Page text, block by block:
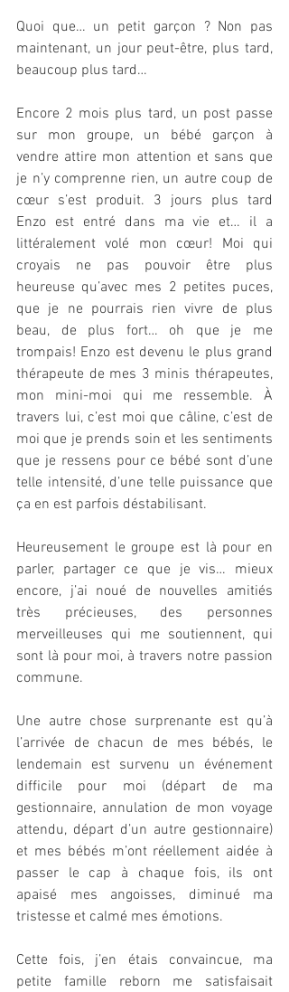
Quoi que… un petit garçon ? Non pas
maintenant, un jour peut-être, plus tard,
beaucoup plus tard…
Encore 2 mois plus tard, un post passe
sur mon groupe, un bébé garçon à
vendre attire mon attention et sans que
je n’y comprenne rien, un autre coup de
cœur s’est produit. 3 jours plus tard
Enzo est entré dans ma vie et… il a
littéralement volé mon cœur! Moi qui
croyais ne pas pouvoir être plus
heureuse qu’avec mes 2 petites puces,
que je ne pourrais rien vivre de plus
beau, de plus fort… oh que je me
trompais! Enzo est devenu le plus grand
thérapeute de mes 3 minis thérapeutes,
mon mini-moi qui me ressemble. À
travers lui, c’est moi que câline, c’est de
moi que je prends soin et les sentiments
que je ressens pour ce bébé sont d’une
telle intensité, d’une telle puissance que
ça en est parfois déstabilisant.
Heureusement le groupe est là pour en
parler, partager ce que je vis… mieux
encore, j’ai noué de nouvelles amitiés
très précieuses, des personnes
merveilleuses qui me soutiennent, qui
sont là pour moi, à travers notre passion
commune.
Une autre chose surprenante est qu’à
l’arrivée de chacun de mes bébés, le
lendemain est survenu un événement
difficile pour moi (départ de ma
gestionnaire, annulation de mon voyage
attendu, départ d’un autre gestionnaire)
et mes bébés m’ont réellement aidée à
passer le cap à chaque fois, ils ont
apaisé mes angoisses, diminué ma
tristesse et calmé mes émotions.
Cette fois, j’en étais convaincue, ma
petite famille reborn me satisfaisait